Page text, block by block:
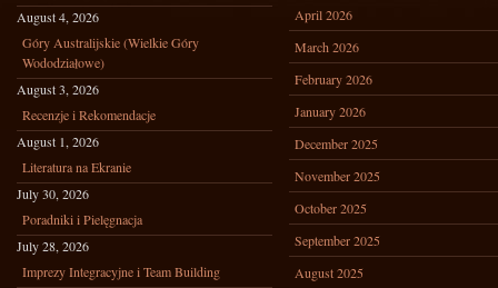
August 4, 2026
Góry Australijskie (Wielkie Góry
Wododziałowe)
August 3, 2026
Recenzje i Rekomendacje
August 1, 2026
Literatura na Ekranie
July 30, 2026
Poradniki i Pielęgnacja
July 28, 2026
Imprezy Integracyjne i Team Building
April 2026
March 2026
February 2026
January 2026
December 2025
November 2025
October 2025
September 2025
August 2025